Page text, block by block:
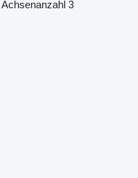
Achsenanzahl 3